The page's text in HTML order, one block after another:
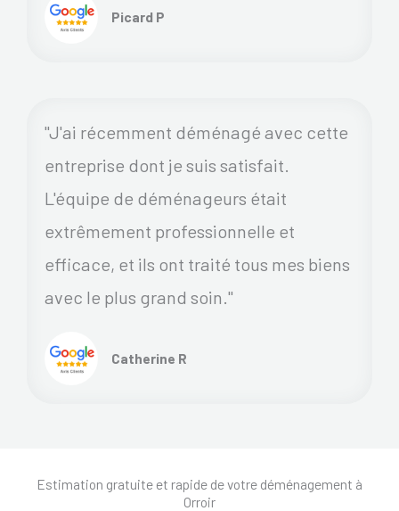
Picard P
"J'ai récemment déménagé avec cette
entreprise dont je suis satisfait.
L'équipe de déménageurs était
extrêmement professionnelle et
efficace, et ils ont traité tous mes biens
avec le plus grand soin."
Catherine R
Estimation gratuite et rapide de votre déménagement à
Orroir